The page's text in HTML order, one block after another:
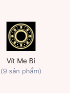
Vít Me Bi
(9 sản phẩm)